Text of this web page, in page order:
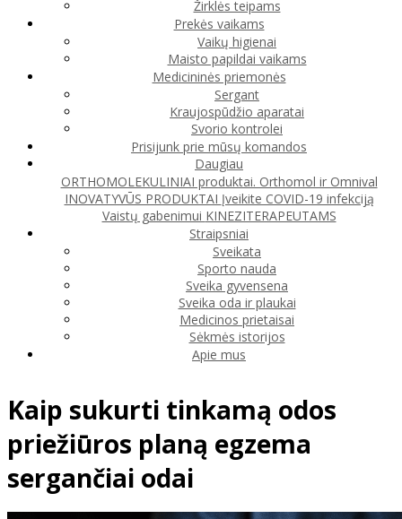
Žirklės teipams
Prekės vaikams
Vaikų higienai
Maisto papildai vaikams
Medicininės priemonės
Sergant
Kraujospūdžio aparatai
Svorio kontrolei
Prisijunk prie mūsų komandos
Daugiau
ORTHOMOLEKULINIAI produktai. Orthomol ir Omnival
INOVATYVŪS PRODUKTAI Įveikite COVID-19 infekciją
Vaistų gabenimui KINEZITERAPEUTAMS
Straipsniai
Sveikata
Sporto nauda
Sveika gyvensena
Sveika oda ir plaukai
Medicinos prietaisai
Sėkmės istorijos
Apie mus
Kaip sukurti tinkamą odos
priežiūros planą egzema
sergančiai odai